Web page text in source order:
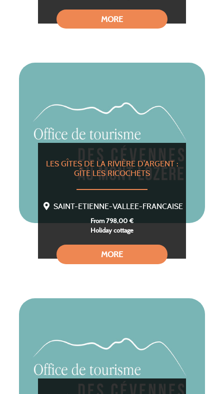
MORE
LES GÎTES DE LA RIVIÈRE D’ARGENT :
GÎTE LES RICOCHETS
SAINT-ETIENNE-VALLEE-FRANCAISE
From 798,00 €
Holiday cottage
MORE